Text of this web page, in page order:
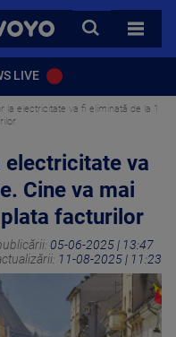
VOYO
CAUTA
TOATE
LIVE
la electricitate va fi eliminată de la 1
va
Cine va mai
facturilor
05-06-2025 | 13:47
11-08-2025 | 11:23